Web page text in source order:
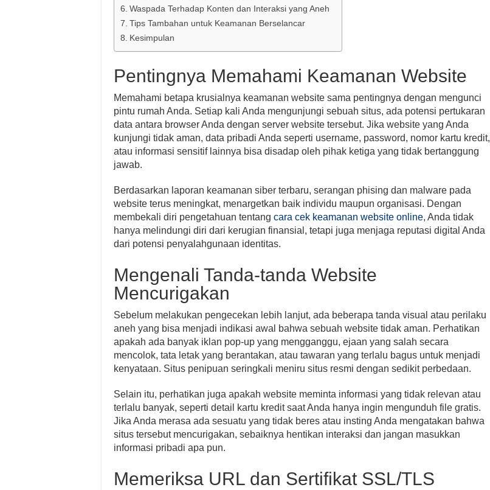
Waspada Terhadap Konten dan Interaksi yang Aneh
Tips Tambahan untuk Keamanan Berselancar
Kesimpulan
Pentingnya Memahami Keamanan Website
Memahami betapa krusialnya keamanan website sama pentingnya dengan mengunci
pintu rumah Anda. Setiap kali Anda mengunjungi sebuah situs, ada potensi pertukaran
data antara browser Anda dengan server website tersebut. Jika website yang Anda
kunjungi tidak aman, data pribadi Anda seperti username, password, nomor kartu kredit,
atau informasi sensitif lainnya bisa disadap oleh pihak ketiga yang tidak bertanggung
jawab.
Berdasarkan laporan keamanan siber terbaru, serangan phising dan malware pada
website terus meningkat, menargetkan baik individu maupun organisasi. Dengan
membekali diri pengetahuan tentang cara cek keamanan website online, Anda tidak
hanya melindungi diri dari kerugian finansial, tetapi juga menjaga reputasi digital Anda
dari potensi penyalahgunaan identitas.
Mengenali Tanda-tanda Website
Mencurigakan
Sebelum melakukan pengecekan lebih lanjut, ada beberapa tanda visual atau perilaku
aneh yang bisa menjadi indikasi awal bahwa sebuah website tidak aman. Perhatikan
apakah ada banyak iklan pop-up yang mengganggu, ejaan yang salah secara
mencolok, tata letak yang berantakan, atau tawaran yang terlalu bagus untuk menjadi
kenyataan. Situs penipuan seringkali meniru situs resmi dengan sedikit perbedaan.
Selain itu, perhatikan juga apakah website meminta informasi yang tidak relevan atau
terlalu banyak, seperti detail kartu kredit saat Anda hanya ingin mengunduh file gratis.
Jika Anda merasa ada sesuatu yang tidak beres atau insting Anda mengatakan bahwa
situs tersebut mencurigakan, sebaiknya hentikan interaksi dan jangan masukkan
informasi pribadi apa pun.
Memeriksa URL dan Sertifikat SSL/TLS